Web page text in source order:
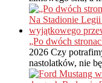
„Po dwóch
2026 Czy
nastolatków, nie